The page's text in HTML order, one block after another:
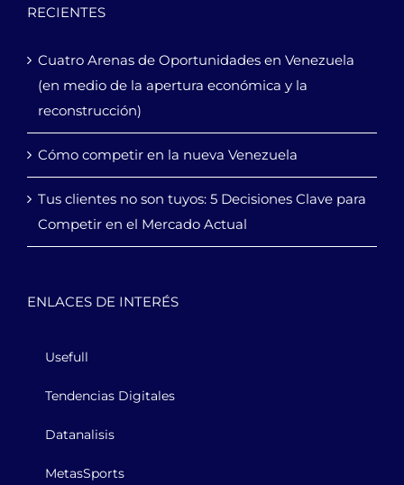
RECIENTES
Cuatro Arenas de Oportunidades en Venezuela
(en medio de la apertura económica y la
reconstrucción)
Cómo competir en la nueva Venezuela
Tus clientes no son tuyos: 5 Decisiones Clave para
Competir en el Mercado Actual
ENLACES DE INTERÉS
Usefull
Tendencias Digitales
Datanalisis
MetasSports